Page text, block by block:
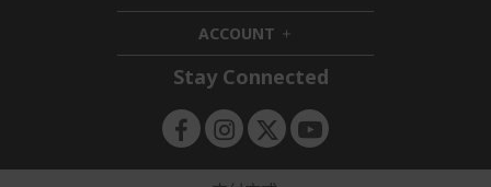
n
d
n
i
d
e
ACCOUNT h
i
d
e
n
Stay Connected